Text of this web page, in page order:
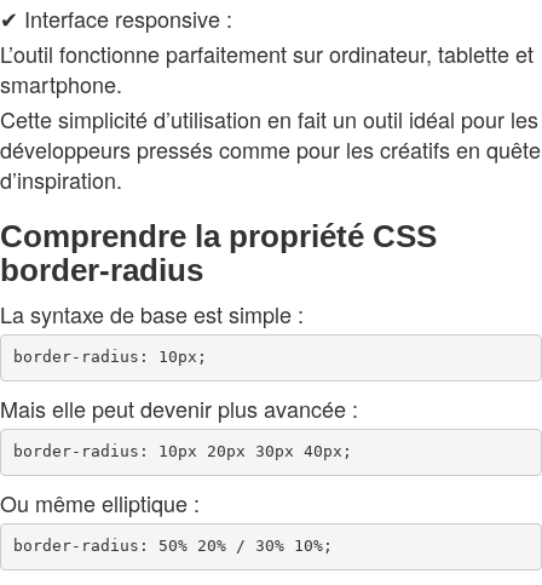
✔ Interface responsive :
L’outil fonctionne parfaitement sur ordinateur, tablette et
smartphone.
Cette simplicité d’utilisation en fait un outil idéal pour les
développeurs pressés comme pour les créatifs en quête
d’inspiration.
Comprendre la propriété CSS
border-radius
La syntaxe de base est simple :
Mais elle peut devenir plus avancée :
Ou même elliptique :